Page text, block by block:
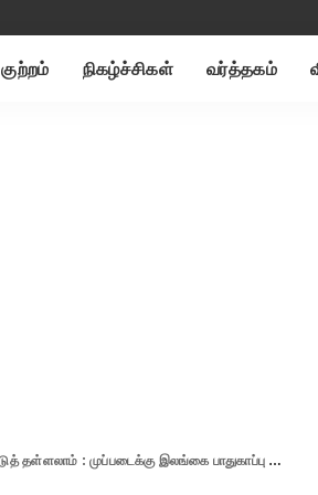
குற்றம் நிகழ்ச்சிகள் வர்த்தகம்
முப்படைக்கு இலங்கை பாதுகாப்பு அமைச்சகம் உத்தரவு.!!